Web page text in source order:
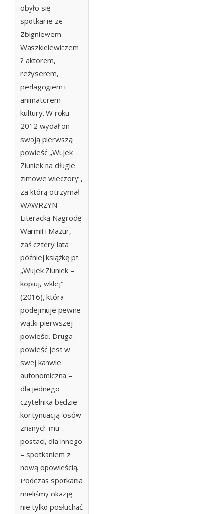
obyło się
spotkanie ze
Zbigniewem
Waszkielewiczem
? aktorem,
reżyserem,
pedagogiem i
animatorem
kultury. W roku
2012 wydał on
swoją pierwszą
powieść „Wujek
Ziuniek na długie
zimowe wieczory”,
za którą otrzymał
WAWRZYN –
Literacką Nagrodę
Warmii i Mazur,
zaś cztery lata
później książkę pt.
„Wujek Ziuniek –
kopiuj, wklej”
(2016), która
podejmuje pewne
wątki pierwszej
powieści. Druga
powieść jest w
swej kanwie
autonomiczna –
dla jednego
czytelnika będzie
kontynuacją losów
znanych mu
postaci, dla innego
– spotkaniem z
nową opowieścią.
Podczas spotkania
mieliśmy okazję
nie tylko posłuchać